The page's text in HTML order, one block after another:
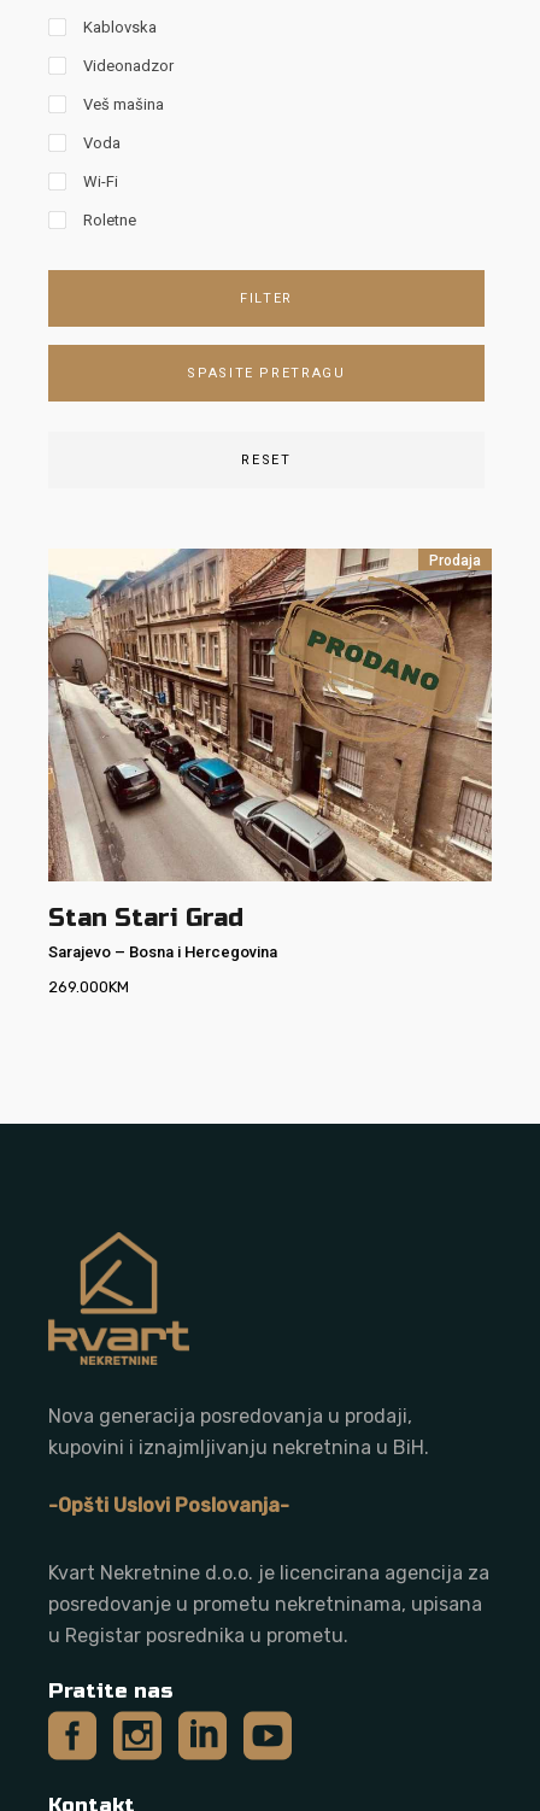
Kablovska
Videonadzor
Veš mašina
Voda
Wi-Fi
Roletne
FILTER
SPASITE PRETRAGU
RESET
Prodaja
Stan Stari Grad
Sarajevo – Bosna i Hercegovina
269.000KM
Nova generacija posredovanja u prodaji,
kupovini i iznajmljivanju nekretnina u BiH.
-Opšti Uslovi Poslovanja-
Kvart Nekretnine d.o.o. je licencirana agencija za
posredovanje u prometu nekretninama, upisana
u Registar posrednika u prometu.
Pratite nas
Kontakt